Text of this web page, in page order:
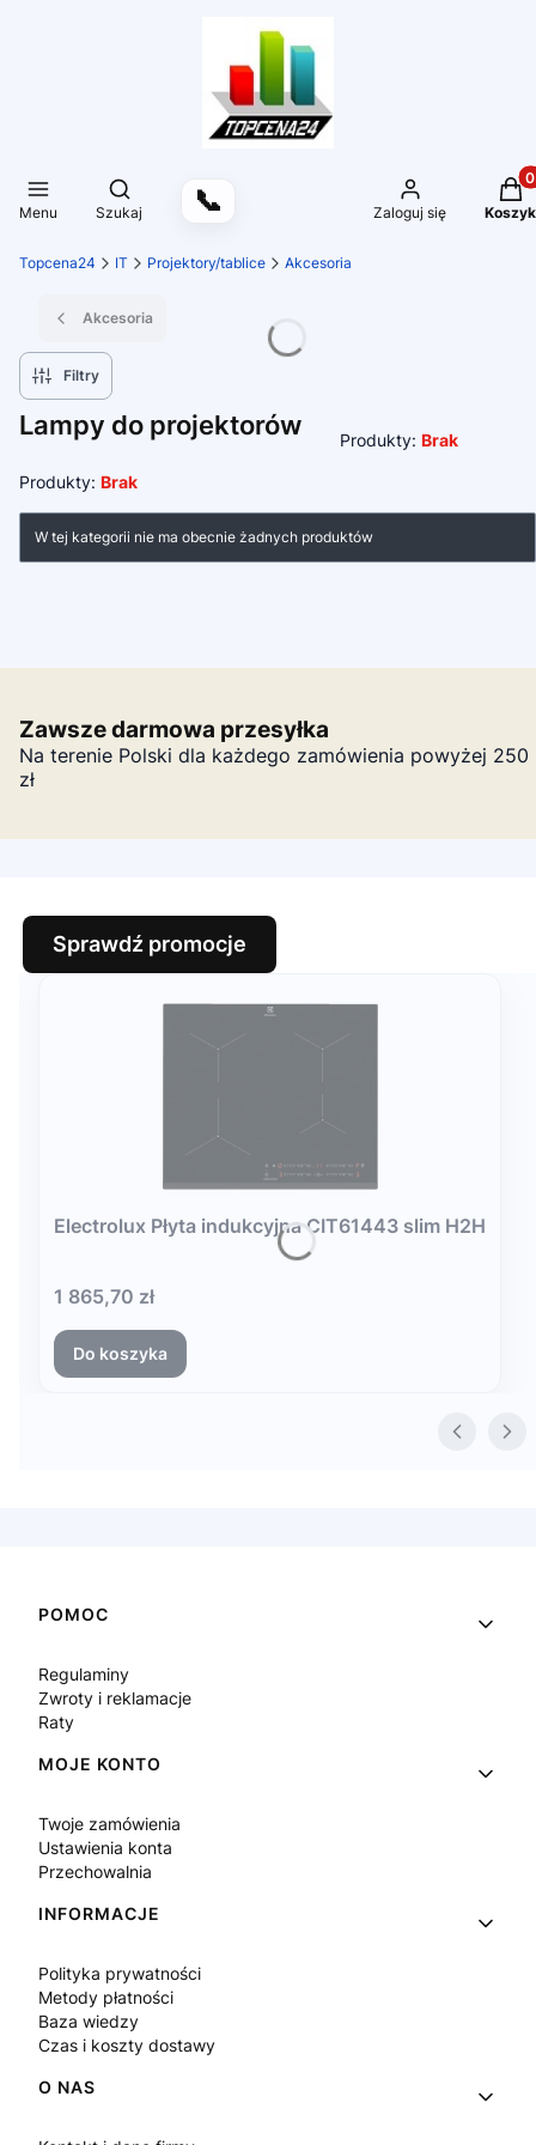
Menu
Otwórz wyszukiwarkę
Szukaj 📞 Zaloguj się Koszyk
Topcena24 IT Projektory/tablice Akcesoria
Akcesoria
Filtry
Lampy do projektorów Produkty: Brak
Produkty: Brak
Lista produktów
W tej kategorii nie ma obecnie żadnych produktów
Zawsze darmowa przesyłka
Na terenie Polski dla każdego zamówienia powyżej 250
zł
Sprawdź promocje
Electrolux Płyta indukcyjna CIT61443 slim H2H
Cena
1 865,70 zł
Do koszyka
Linki w stopce
POMOC
Regulaminy
Zwroty i reklamacje
Raty
MOJE KONTO
Twoje zamówienia
Ustawienia konta
Przechowalnia
INFORMACJE
Polityka prywatności
Metody płatności
Baza wiedzy
Czas i koszty dostawy
O NAS